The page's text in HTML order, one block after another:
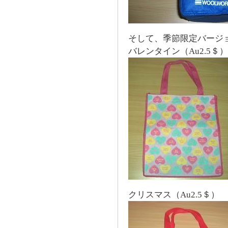
そして、季節限定バージ
バレンタイン（Au2.5＄）
クリスマス（Au2.5＄）